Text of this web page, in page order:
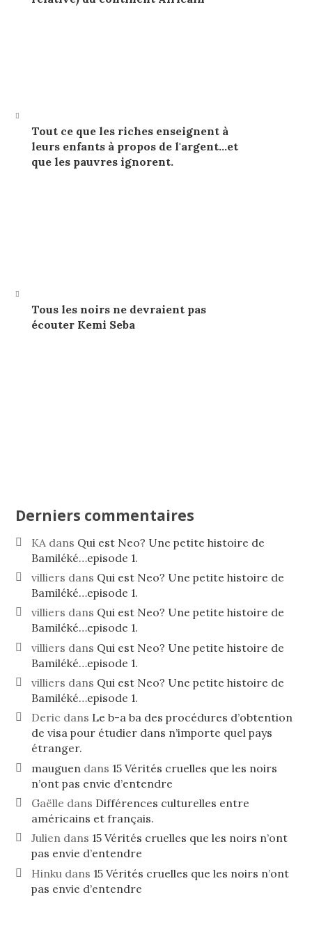
Tout ce que les riches enseignent à
leurs enfants à propos de l'argent…et
que les pauvres ignorent.
Tous les noirs ne devraient pas
écouter Kemi Seba
Derniers commentaires
KA dans Qui est Neo? Une petite histoire de
Bamiléké…episode 1.
villiers dans Qui est Neo? Une petite histoire de
Bamiléké…episode 1.
villiers dans Qui est Neo? Une petite histoire de
Bamiléké…episode 1.
villiers dans Qui est Neo? Une petite histoire de
Bamiléké…episode 1.
villiers dans Qui est Neo? Une petite histoire de
Bamiléké…episode 1.
Deric dans Le b-a ba des procédures d’obtention
de visa pour étudier dans n’importe quel pays
étranger.
mauguen dans 15 Vérités cruelles que les noirs
n’ont pas envie d’entendre
Gaëlle dans Différences culturelles entre
américains et français.
Juliendans 15 Vérités cruelles que les noirs n’ont
pas envie d’entendre
Hinku dans 15 Vérités cruelles que les noirs n’ont
pas envie d’entendre